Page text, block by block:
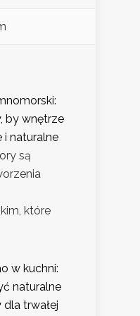
by wnętrze
i naturalne
są
które
w kuchni:
naturalne
trwałej